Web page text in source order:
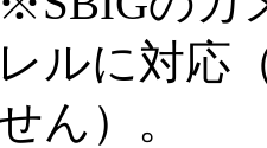
レルに対応
ん）。